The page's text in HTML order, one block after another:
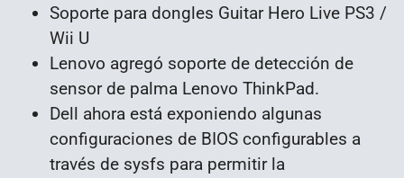
Soporte para dongles Guitar Hero Live PS3 /
Wii U
Lenovo agregó soporte de detección de
sensor de palma Lenovo ThinkPad.
Dell ahora está exponiendo algunas
configuraciones de BIOS configurables a
través de sysfs para permitir la